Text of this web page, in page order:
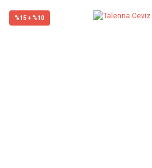
%15 + %10